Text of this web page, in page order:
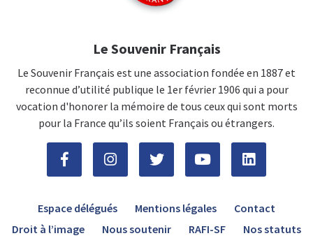
Le Souvenir Français
Le Souvenir Français est une association fondée en 1887 et
reconnue d’utilité publique le 1er février 1906 qui a pour
vocation d'honorer la mémoire de tous ceux qui sont morts
pour la France qu’ils soient Français ou étrangers.
Espace délégués Mentions légales
Contact
Droit à l’image
Nous soutenir RAFI-SF Nos statuts